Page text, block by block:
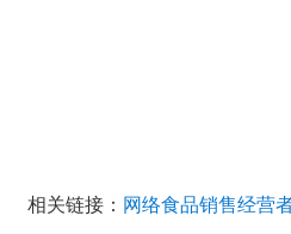
相关链接： 网络食品销售经营